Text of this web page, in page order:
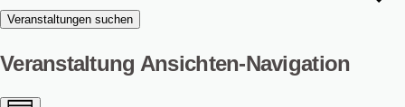
Veranstaltungen suchen
Veranstaltung Ansichten-Navigation